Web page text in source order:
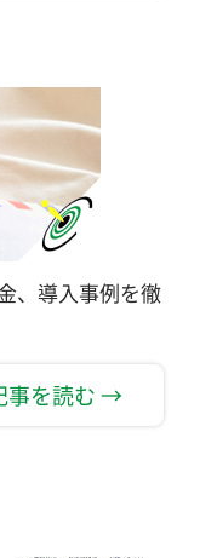
、導入事例を徹
事を読む →